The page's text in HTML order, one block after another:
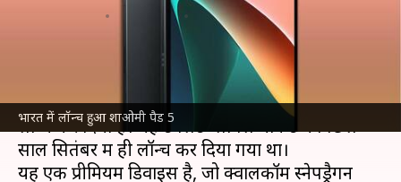
भारत में लॉन्च हुआ शाओमी पैड 5
Apr 28, 2022 09:39 am
शाओमीकंपनी ने भारत में अपना नया टैब शाओमी टैब 5
लॉन्च कर दिया है। यह टैबलेट ग्लोबल मार्केट में पिछले
साल सितंबर में ही लॉन्च कर दिया गया था।
यह एक प्रीमियम डिवाइस है, जो क्वालकॉम स्नेपड्रैगन